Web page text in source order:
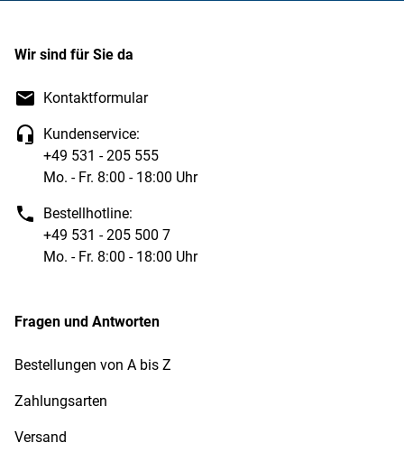
Wir sind für Sie da
Kontaktformular
Kundenservice:
+49 531 - 205 555
Mo. - Fr. 8:00 - 18:00 Uhr
Bestellhotline:
+49 531 - 205 500 7
Mo. - Fr. 8:00 - 18:00 Uhr
Fragen und Antworten
Bestellungen von A bis Z
Zahlungsarten
Versand